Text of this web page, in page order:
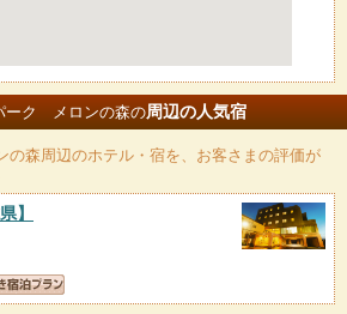
ーク メロンの森の周辺の人気宿
の森周辺のホテル・宿を、お客さまの評価が
】